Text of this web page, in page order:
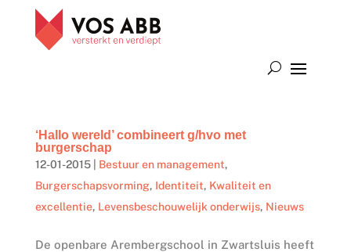
‘Hallo wereld’ combineert g/hvo met
burgerschap
12-01-2015| Bestuur en management,
Burgerschapsvorming, Identiteit, Kwaliteit en
excellentie, Levensbeschouwelijk onderwijs, Nieuws
De openbare Arembergschool in Zwartsluis heeft